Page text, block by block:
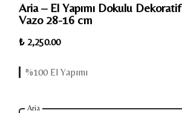
Aria – El Yapımı Dokulu Dekoratif
Vazo 28-16 cm
₺ 2,250.00
%100 El Yapımı
Aria